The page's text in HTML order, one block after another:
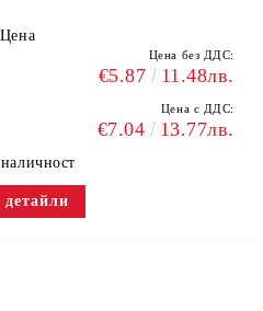
Цена
Цена без ДДС:
€5.87 11.48лв.
Цена с ДДС:
€7.04 13.77лв.